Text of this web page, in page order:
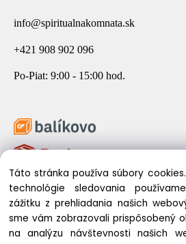
info@spiritualnakomnata.sk
+421 908 902 096
Po-Piat: 9:00 - 15:00 hod.
Táto stránka používa súbory
technológie sledovania
zážitku z prehliadania našich
sme vám zobrazovali prispôsobený
na analýzu návštevnosti našich